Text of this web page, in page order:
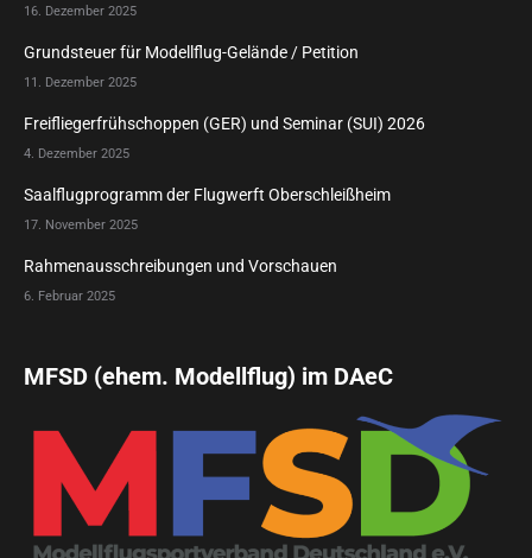
16. Dezember 2025
Grundsteuer für Modellflug-Gelände / Petition
11. Dezember 2025
Freifliegerfrühschoppen (GER) und Seminar (SUI) 2026
4. Dezember 2025
Saalflugprogramm der Flugwerft Oberschleißheim
17. November 2025
Rahmenausschreibungen und Vorschauen
6. Februar 2025
MFSD (ehem. Modellflug) im DAeC